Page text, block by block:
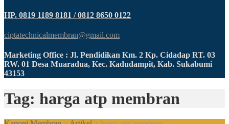
HP. 0819 1189 8181 / 0812 8650 0122
ciptatechnicalmembran@gmail.com
Marketing Office : Jl. Pendidikan Km. 2 Kp. Cidadap RT. 03
RW. 01 Desa Muaradua, Kec. Kadudampit, Kab. Sukabumi
43153
Tag: harga atp membran